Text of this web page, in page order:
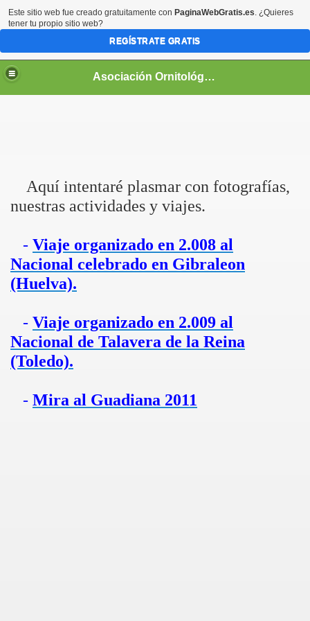
Asociación Ornitológica Naturalista Pacense
Aquí intentaré plasmar con fotografías,
nuestras actividades y viajes.
- Viaje organizado en 2.008 al
Nacional celebrado en Gibraleon
(Huelva).
- Viaje organizado en 2.009 al
Nacional de Talavera de la Reina
(Toledo).
- Mira al Guadiana 2011
CLASICO
Este sitio web fue creado gratuitamente con PaginaWebGratis.es. ¿Quieres
tener tu propio sitio web?
REGÍSTRATE GRATIS